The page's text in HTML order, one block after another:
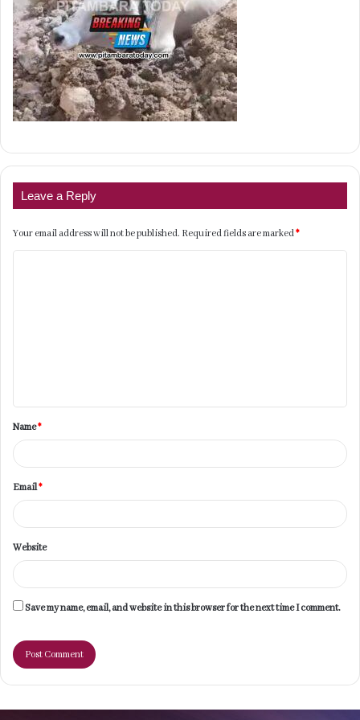
Leave a Reply
Your email address will not be published. Required fields are marked*
t
*Name*
Email*
Website
Save my name, email, and website in this browser for the next time I comment.